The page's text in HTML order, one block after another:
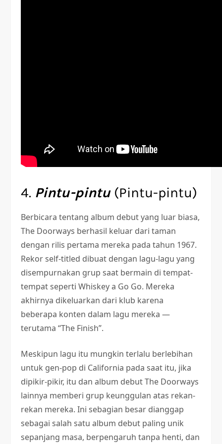
4. Pintu-pintu(Pintu-pintu)
Berbicara tentang album debut yang luar biasa,
The Doorways berhasil keluar dari taman
dengan rilis pertama mereka pada tahun 1967.
Rekor self-titled dibuat dengan lagu-lagu yang
disempurnakan grup saat bermain di tempat-
tempat seperti Whiskey a Go Go. Mereka
akhirnya dikeluarkan dari klub karena
beberapa konten dalam lagu mereka —
terutama “The Finish”.
Meskipun lagu itu mungkin terlalu berlebihan
untuk gen-pop di California pada saat itu, jika
dipikir-pikir, itu dan album debut The Doorways
lainnya memberi grup keunggulan atas rekan-
rekan mereka. Ini sebagian besar dianggap
sebagai salah satu album debut paling unik
sepanjang masa, berpengaruh tanpa henti, dan